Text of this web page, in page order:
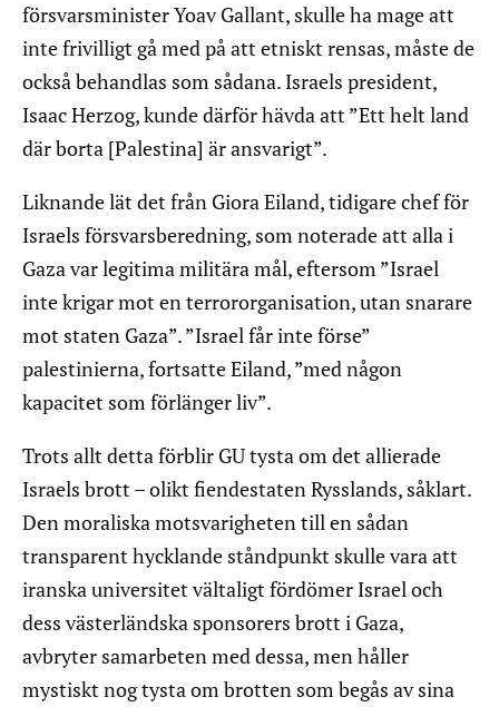
försvarsminister Yoav Gallant, skulle ha mage att
inte frivilligt gå med på att etniskt rensas, måste de
också behandlas som sådana. Israels president,
Isaac Herzog, kunde därför hävda att ”Ett helt land
där borta [Palestina] är ansvarigt”.
Liknande lät det från Giora Eiland, tidigare chef för
Israels försvarsberedning, som noterade att alla i
Gaza var legitima militära mål, eftersom ”Israel
inte krigar mot en terrororganisation, utan snarare
mot staten Gaza”. ”Israel får inte förse”
palestinierna, fortsatte Eiland, ”med någon
kapacitet som förlänger liv”.
Trots allt detta förblir GU tysta om det allierade
Israels brott – olikt fiendestaten Rysslands, såklart.
Den moraliska motsvarigheten till en sådan
transparent hycklande ståndpunkt skulle vara att
iranska universitet vältaligt fördömer Israel och
dess västerländska sponsorers brott i Gaza,
avbryter samarbeten med dessa, men håller
mystiskt nog tysta om brotten som begås av sina